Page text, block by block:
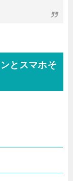
とスマホそ